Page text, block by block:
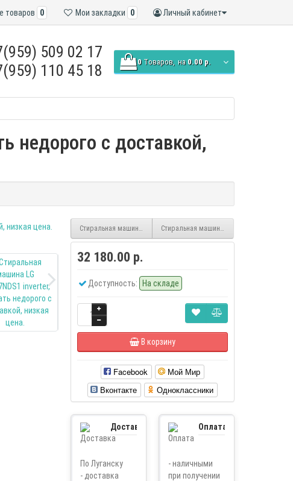
Личный кабинет
Мои закладки 0
товаров 0
509 02 17
110 45 18
0 Tоваров, на 0.00 р.
недорого с доставкой,
Стиральная машина LG F1296CDS0X inverter, белый, 6кг +Сушка 3кг,
Стиральная машина LG F2Y1HS6J
32 180.00 р.
Доступность: На складе
В корзину
Facebook
Мой Мир
Вконтакте
Одноклассники
Доставка
По Луганску
- доставка
Оплата
- наличными
при получении